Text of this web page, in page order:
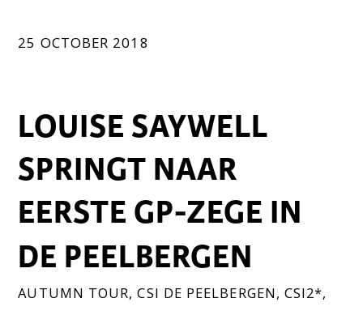
25 OCTOBER 2018
LOUISE SAYWELL
SPRINGT NAAR
EERSTE GP-ZEGE IN
DE PEELBERGEN
AUTUMN TOUR,CSI DE PEELBERGEN,CSI2*,